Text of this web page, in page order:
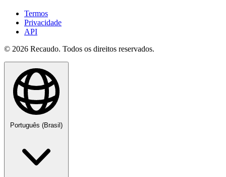
Termos
Privacidade
API
© 2026 Recaudo. Todos os direitos reservados.
Português (Brasil)